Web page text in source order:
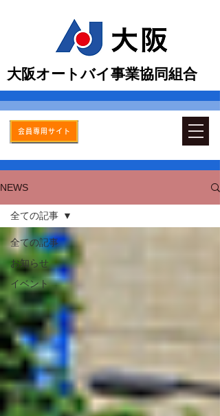
会員専用サイト
​大阪オートバイ事業協同組合
NEWS
全ての記事
お知らせ
イベント
全ての記事